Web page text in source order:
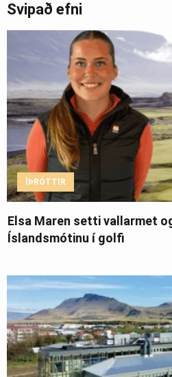
Svipað efni
ÍÞRÓTTIR
Elsa Maren setti vallarmet
Íslandsmótinu í golfi